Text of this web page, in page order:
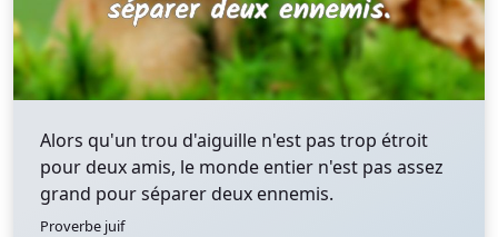
Alors qu'un trou d'aiguille n'est pas trop étroit
pour deux amis, le monde entier n'est pas assez
grand pour séparer deux ennemis.
Proverbe juif